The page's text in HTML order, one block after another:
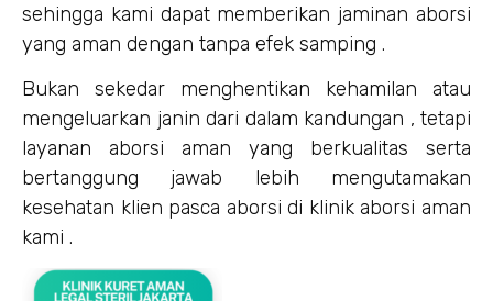
sehingga kami dapat memberikan jaminan aborsi
yang aman dengan tanpa efek samping .
Bukan sekedar menghentikan kehamilan atau
mengeluarkan janin dari dalam kandungan , tetapi
layanan aborsi aman yang berkualitas serta
bertanggung jawab lebih mengutamakan
kesehatan klien pasca aborsi di klinik aborsi aman
kami .